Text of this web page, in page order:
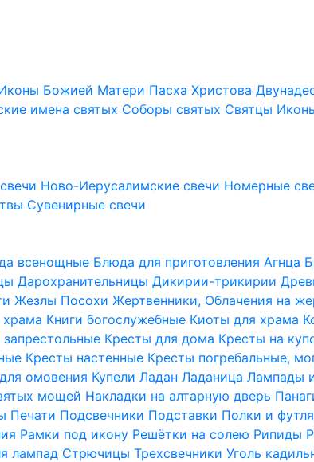
Божией Матери Пасха Христова
имена святых Соборы святых Святцы
Ново-Иерусалимские свечи Номерные
Сувенирные свечи
всенощные Блюда для приготовления Агнца
ДарохранительницыДикирии-трикирии
Жезлы ПосохиЖертвенники, Облачения на
храма Книги богослужебные Киоты для храма
Кресты для дома Кресты на
Кресты настенные Кресты погребальные,
омовения КупелиЛаданЛаданицаЛампады
мощей Накладки на алтарную дверь
Печати Подсвечники Подставки Полки и
Рамки под икону Решётки на солею Рипиды
лампад СтрючицыТрехсвечникиУголь